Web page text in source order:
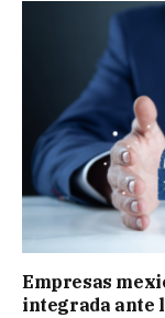
Empresas
integrada ante